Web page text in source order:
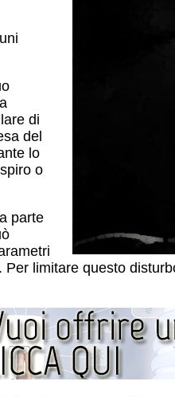
di
del
lo
o
parte
limitare questo